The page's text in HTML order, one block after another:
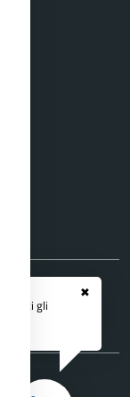
✖
tutti gli